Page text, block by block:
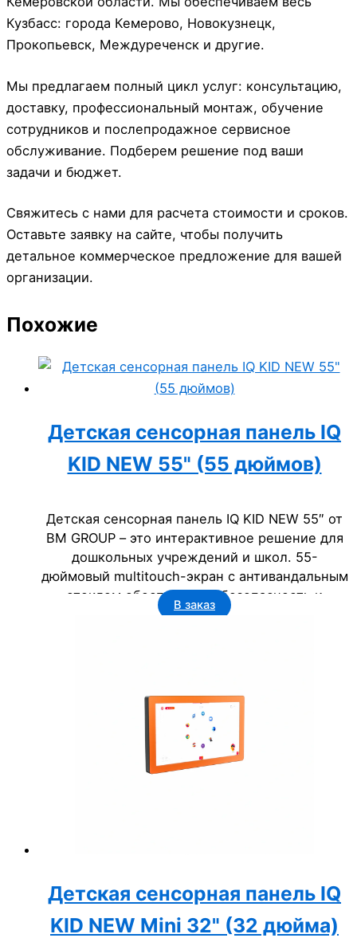
Кузбасс: города Кемерово, Новокузнецк,
Прокопьевск, Междуреченск и другие.
Мы предлагаем полный цикл услуг: консультацию,
доставку, профессиональный монтаж, обучение
сотрудников и послепродажное сервисное
обслуживание. Подберем решение под ваши
задачи и бюджет.
Свяжитесь с нами для расчета стоимости и сроков.
Оставьте заявку на сайте, чтобы получить
детальное коммерческое предложение для вашей
организации.
Похожие
Детская сенсорная панель IQ
KID NEW 55" (55 дюймов)
Детская сенсорная панель IQ KID NEW 55″ от
BM GROUP – это интерактивное решение для
дошкольных учреждений и школ. 55-
дюймовый multitouch-экран с антивандальным
стеклом обеспечивает безопасность и
долговечность. Идеально для развивающих
В заказ
Детская сенсорная панель IQ
KID NEW Mini 32" (32 дюйма)